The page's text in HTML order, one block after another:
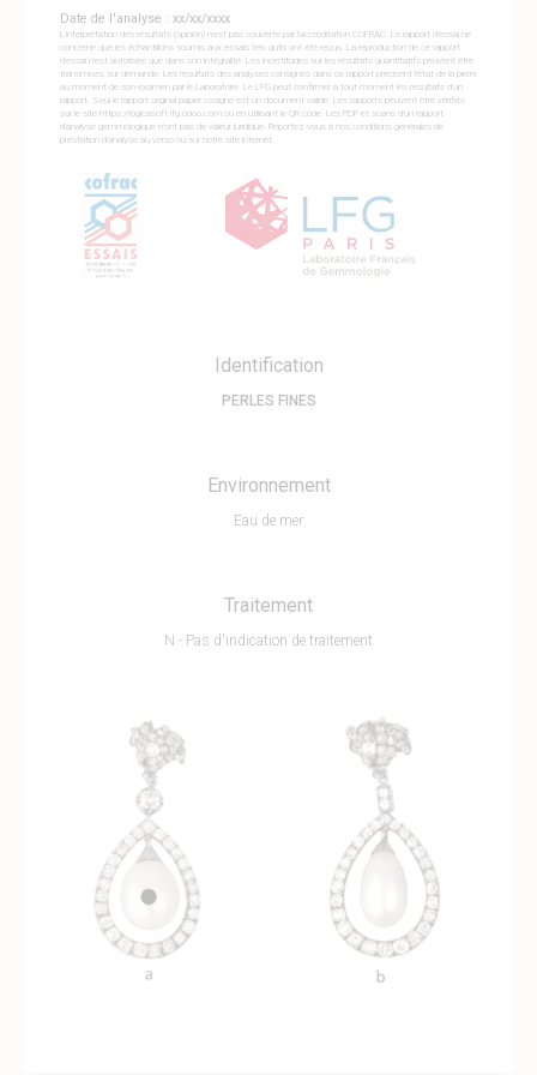
Date de l'analyse : xx/xx/xxxx
L'interprétation des résultats (opinion) n'est pas couverte par l'accréditation COFRAC. Le rapport d'essai ne
concerne que les échantillons soumis aux essais tels qu'ils ont été reçus. La reproduction de ce rapport
d'essai n'est autorisée que dans son intégralité. Les incertitudes sur les résultats quantitatifs peuvent être
transmises sur demande. Les résultats des analyses consignés dans ce rapport précisent l'état de la pierre
au moment de son examen par le Laboratoire. Le LFG peut confirmer à tout moment les résultats d'un
rapport. Seul le rapport original papier cosigné est un document valide. Les rapports peuvent être vérifiés
sur le site https://logicasoft-lfg.odoo.com ou en utilisant le QR code. Les PDF et scans d'un rapport
d'analyse gemmologique n'ont pas de valeur juridique. Reportez-vous à nos conditions genérales de
prestation d'analyse au verso ou sur notre site internet.
Identification
PERLES FINES
Environnement
Eau de mer
Traitement
N - Pas d'indication de traitement